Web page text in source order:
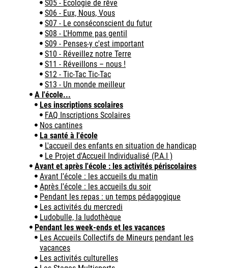
S05 - Ecologie de rêve
S06 - Eux, Nous, Vous
S07 - Le conséconscient du futur
S08 - L'Homme pas gentil
S09 - Penses-y c'est important
S10 - Réveillez notre Terre
S11 - Réveillons – nous !
S12 - Tic-Tac Tic-Tac
S13 - Un monde meilleur
A l'école...
Les inscriptions scolaires
FAQ Inscriptions Scolaires
Nos cantines
La santé à l'école
L'accueil des enfants en situation de handicap
Le Projet d'Accueil Individualisé (P.A.I )
Avant et après l'école : les activités périscolaires
Avant l'école : les accueils du matin
Après l'école : les accueils du soir
Pendant les repas : un temps pédagogique
Les activités du mercredi
Ludobulle, la ludothèque
Pendant les week-ends et les vacances
Les Accueils Collectifs de Mineurs pendant les
vacances
Les activités culturelles